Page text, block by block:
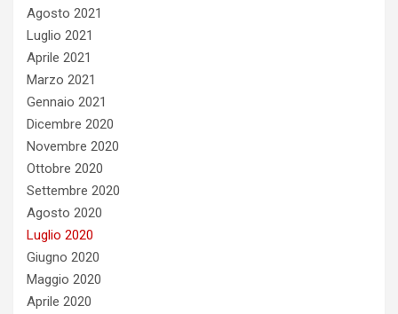
Agosto 2021
Luglio 2021
Aprile 2021
Marzo 2021
Gennaio 2021
Dicembre 2020
Novembre 2020
Ottobre 2020
Settembre 2020
Agosto 2020
Luglio 2020
Giugno 2020
Maggio 2020
Aprile 2020